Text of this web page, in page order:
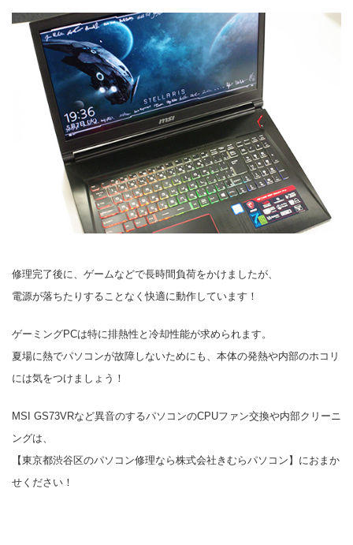
修理完了後に、ゲームなどで長時間負荷をかけましたが、
電源が落ちたりすることなく快適に動作しています！
ゲーミングPCは特に排熱性と冷却性能が求められます。
夏場に熱でパソコンが故障しないためにも、本体の発熱や内部のホコリ
には気をつけましょう！
MSI GS73VRなど異音のするパソコンのCPUファン交換や内部クリーニ
ングは、
【東京都渋谷区のパソコン修理なら株式会社きむらパソコン】におまか
せください！